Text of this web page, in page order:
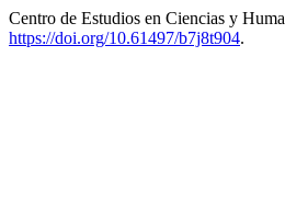
Centro de Estudios en Ciencias y
https://doi.org/10.61497/b7j8t904.